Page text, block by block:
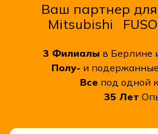
Ваш партнер для
Mitsubishi
FUSO
3 Филиалы в Берлине
Полу- и
Все под одной
35 Лет